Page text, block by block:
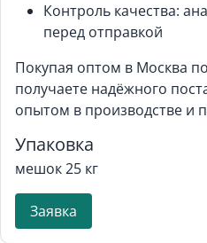
Контроль качества:
перед отправкой
Покупая оптом в Москва
получаете надёжного
опытом в производстве и
Упаковка
мешок 25 кг
Заявка